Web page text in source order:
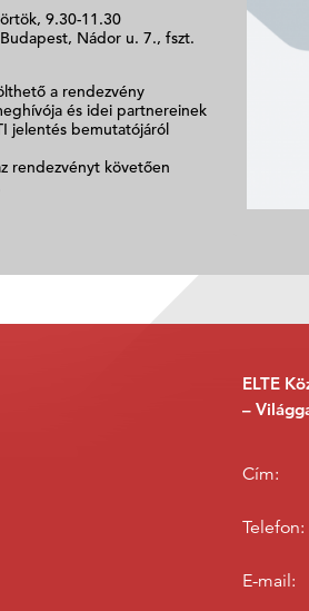
9.30-11.30
Nádor u. 7., fszt.
a rendezvény
és idei partnereinek
jelentés bemutatójáról
rendezvényt követően
ELTE
–
Cím:
Telefon:
E-mail: